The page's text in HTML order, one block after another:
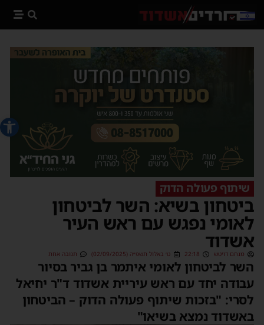
פתח
שיתוף פעולה הדוק
ביטחון בשיא: השר לביטחון
לאומי נפגש עם ראש העיר
אשדוד
מנחם דויטש 22:18 ט׳ באלול תשפ״ה (02/09/2025) תגובה אחת
השר לביטחון לאומי איתמר בן גביר בסיור
עבודה יחד עם ראש עיריית אשדוד ד"ר יחיאל
לסרי: "בזכות שיתוף פעולה הדוק – הביטחון
באשדוד נמצא בשיאו"